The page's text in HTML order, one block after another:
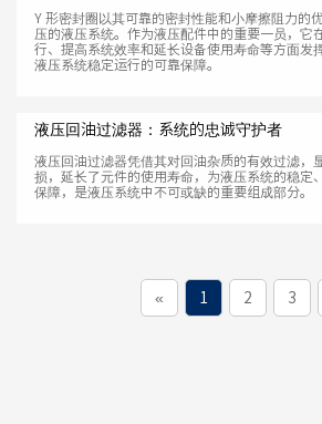
Y 形密封圈以其可靠的密封性能和小摩擦阻力的
压的液压系统。作为液压配件中的重要一员，它
行、提高系统效率和延长设备使用寿命等方面发
液压系统稳定运行的可靠保障。
液压回油过滤器：系统的忠诚守护者
液压回油过滤器凭借其对回油杂质的有效过滤，
损，延长了元件的使用寿命，为液压系统的稳定
保障，是液压系统中不可或缺的重要组成部分。
« 1 2 3